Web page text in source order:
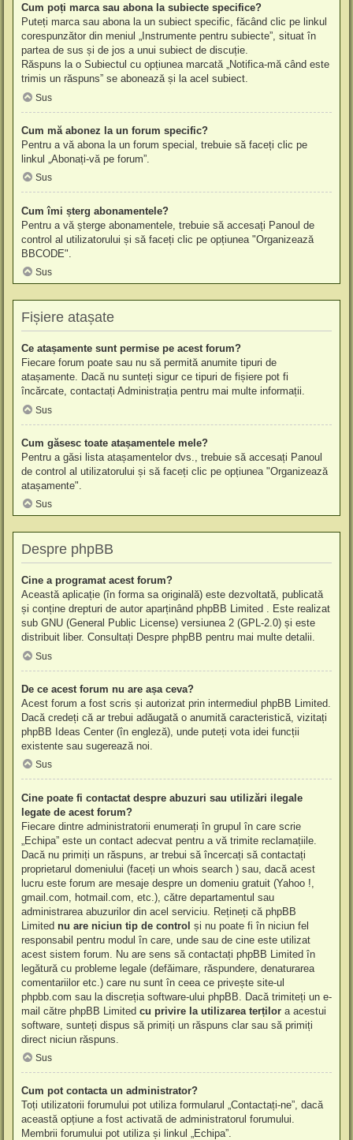
Cum poți marca sau abona la subiecte specifice?
Puteți marca sau abona la un subiect specific, făcând clic pe linkul
corespunzător din meniul „Instrumente pentru subiecte”, situat în
partea de sus și de jos a unui subiect de discuție.
Răspuns la o Subiectul cu opțiunea marcată „Notifica-mă când este
trimis un răspuns” se abonează și la acel subiect.
Sus
Cum mă abonez la un forum specific?
Pentru a vă abona la un forum special, trebuie să faceți clic pe
linkul „Abonați-vă pe forum”.
Sus
Cum îmi șterg abonamentele?
Pentru a vă șterge abonamentele, trebuie să accesați Panoul de
control al utilizatorului și să faceți clic pe opțiunea "Organizează
BBCODE".
Sus
Fișiere atașate
Ce atașamente sunt permise pe acest forum?
Fiecare forum poate sau nu să permită anumite tipuri de
atașamente. Dacă nu sunteți sigur ce tipuri de fișiere pot fi
încărcate, contactați Administrația pentru mai multe informații.
Sus
Cum găsesc toate atașamentele mele?
Pentru a găsi lista atașamentelor dvs., trebuie să accesați Panoul
de control al utilizatorului și să faceți clic pe opțiunea "Organizează
atașamente".
Sus
Despre phpBB
Cine a programat acest forum?
Această aplicație (în forma sa originală) este dezvoltată, publicată
și conține drepturi de autor aparținând phpBB Limited . Este realizat
sub GNU (General Public License) versiunea 2 (GPL-2.0) și este
distribuit liber. Consultați Despre phpBB pentru mai multe detalii.
Sus
De ce acest forum nu are așa ceva?
Acest forum a fost scris și autorizat prin intermediul phpBB Limited.
Dacă credeți că ar trebui adăugată o anumită caracteristică, vizitați
phpBB Ideas Center (în engleză), unde puteți vota idei funcții
existente sau sugerează noi.
Sus
Cine poate fi contactat despre abuzuri sau utilizări ilegale
legate de acest forum?
Fiecare dintre administratorii enumerați în grupul în care scrie
„Echipa” este un contact adecvat pentru a vă trimite reclamațiile.
Dacă nu primiți un răspuns, ar trebui să încercați să contactați
proprietarul domeniului (faceți un whois search ) sau, dacă acest
lucru este forum are mesaje despre un domeniu gratuit (Yahoo !,
gmail.com, hotmail.com, etc.), către departamentul sau
administrarea abuzurilor din acel serviciu. Rețineți că phpBB
Limited nu are niciun tip de control și nu poate fi în niciun fel
responsabil pentru modul în care, unde sau de cine este utilizat
acest sistem forum. Nu are sens să contactați phpBB Limited în
legătură cu probleme legale (defăimare, răspundere, denaturarea
comentariilor etc.) care nu sunt în ceea ce privește site-ul
phpbb.com sau la discreția software-ului phpBB. Dacă trimiteți un e-
mail către phpBB Limited cu privire la utilizarea terților a acestui
software, sunteți dispus să primiți un răspuns clar sau să primiți
direct niciun răspuns.
Sus
Cum pot contacta un administrator?
Toți utilizatorii forumului pot utiliza formularul „Contactați-ne”, dacă
această opțiune a fost activată de administratorul forumului.
Membrii forumului pot utiliza și linkul „Echipa”.